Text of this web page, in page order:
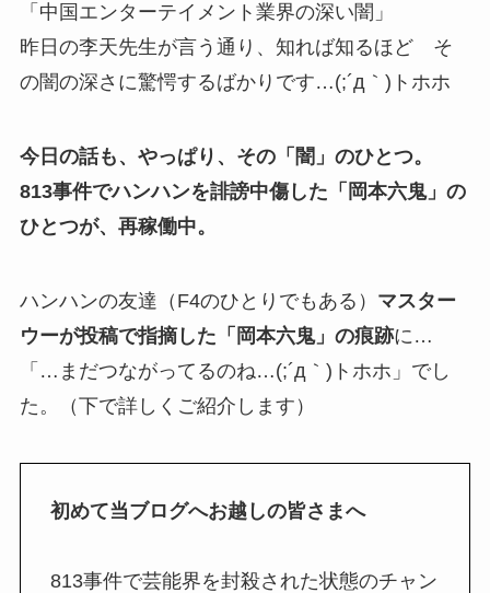
「中国エンターテイメント業界の深い闇」
昨日の李天先生が言う通り、知れば知るほど そ
の闇の深さに驚愕するばかりです…(;´д｀)トホホ
今日の話も、やっぱり、その「闇」のひとつ。
813事件でハンハンを誹謗中傷した「岡本六鬼」の
ひとつが、再稼働中。
ハンハンの友達（F4のひとりでもある） マスター
ウーが投稿で指摘した「岡本六鬼」の痕跡に…
「…まだつながってるのね…(;´д｀)トホホ」でし
た。（下で詳しくご紹介します）
初めて当ブログへお越しの皆さまへ
813事件で芸能界を封殺された状態のチャン